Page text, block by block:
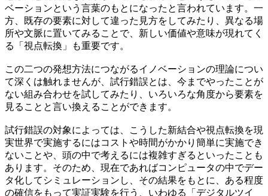
ベーションという言葉のもとになったと言われています。一
方、既存の要素に対して違った見方をしてみたり、異なる場
所や文脈に置いてみることで、新しい価値や意味が現れてく
る「視点転換」も重要です。
この二つの発想方法につながるイノベーションの理論につい
て深くは触れませんが、試行錯誤とは、今までやったことが
ない組み合わせを試してみたり、いろいろな角度から要素を
見ることと言い換えることができます。
試行錯誤の対象によっては、こうした新結合や視点転換を現
実世界で実施するにはコストや時間がかかり簡単に実施でき
ないことや、頭の中で考えるには複雑すぎるといったことも
あります。そのため、現在であればコンピュータの中でデー
タ化してシミュレーションし、その結果をもとに、ある程度
の確信をもって実証実験を行う、いわゆる「デジタルツイ